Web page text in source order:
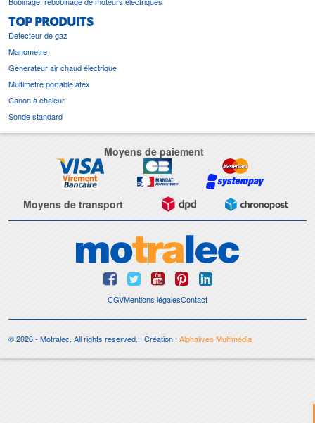
TOP PRODUITS
Detecteur de gaz
Manometre
Generateur air chaud électrique
Multimetre portable atex
Canon à chaleur
Sonde standard
Moyens de paiement
Moyens de transport
CGVMentions légalesContact
© 2026 - Motralec, All rights reserved. | Création :Alphalives Multimédia